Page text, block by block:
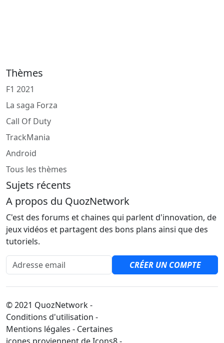
Thèmes
F1 2021
La saga Forza
Call Of Duty
TrackMania
Android
Tous les thèmes
Sujets récents
A propos du QuozNetwork
C'est des forums et chaines qui parlent d'innovation, de
jeux vidéos et partagent des bons plans ainsi que des
tutoriels.
Adresse email
CRÉER UN COMPTE
© 2021 QuozNetwork -
Conditions d'utilisation -
Mentions légales - Certaines